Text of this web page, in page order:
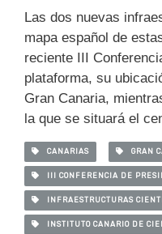
Las dos nuevas
mapa español de
reciente III
plataforma, su
Gran Canaria,
la que se situará el
CANARIAS GRAN
III CONFERENCIA DE
INFRAESTRUCTURAS
INSTITUTO CANARIO DE